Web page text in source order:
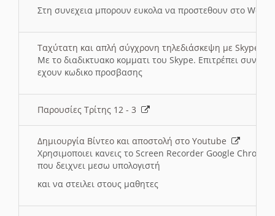
Στη συνεχεια μπορουν ευκολα να προστεθουν στο Word
Ταχύτατη και απλή σύγχρονη τηλεδιάσκεψη με Skype
Με το διαδικτυακο κομματι του Skype. Επιτρέπει
εχουν κωδικο προσβασης
Παρουσίες Τρίτης 12 - 3
Δημιουργία Βίντεο και αποστολή στο Youtube
Χρησιμοποιει κανεις το Screen Recorder Google Chrome
που δειχνει μεσω υπολογιστή
και να στειλει στους μαθητες